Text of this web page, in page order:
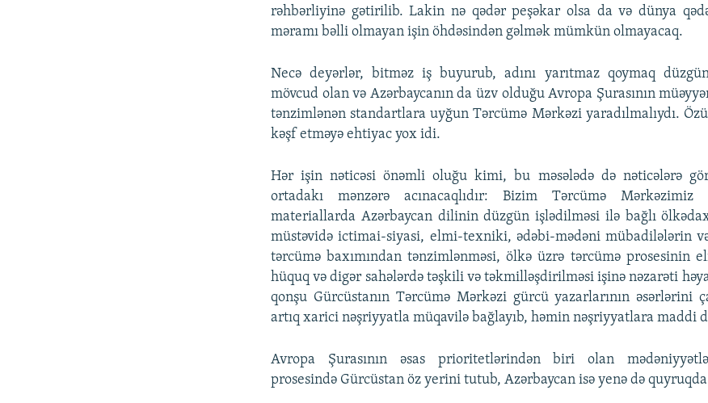
rəhbərliyinə gətirilib. Lakin nə qədər peşəkar olsa da və dünya
məramı bəlli olmayan işin öhdəsindən gəlmək mümkün olmayacaq.
Necə deyərlər, bitməz iş buyurub, adını yarıtmaz qoymaq
mövcud olan və Azərbaycanın da üzv olduğu Avropa Şurasının
tənzimlənən standartlara uyğun Tərcümə Mərkəzi yaradılmalıydı.
kəşf etməyə ehtiyac yox idi.
Hər işin nəticəsi önəmli oluğu kimi, bu məsələdə də nəticələrə
ortadakı mənzərə acınacaqlıdır: Bizim Tərcümə Mərkəzimiz
materiallarda Azərbaycan dilinin düzgün işlədilməsi ilə bağlı
müstəvidə ictimai-siyasi, elmi-texniki, ədəbi-mədəni mübadilələrin
tərcümə baxımından tənzimlənməsi, ölkə üzrə tərcümə prosesinin
hüquq və digər sahələrdə təşkili və təkmilləşdirilməsi işinə nəzarəti
qonşu Gürcüstanın Tərcümə Mərkəzi gürcü yazarlarının əsərlərini
artıq xarici nəşriyyatla müqavilə bağlayıb, həmin nəşriyyatlara maddi
Avropa Şurasının əsas prioritetlərindən biri olan
prosesində Gürcüstan öz yerini tutub, Azərbaycan isə yenə də quyruqda